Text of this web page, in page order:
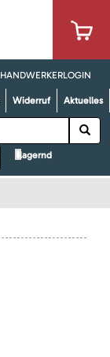
HANDWERKERLOGIN
Widerruf Aktuelles
lagernd